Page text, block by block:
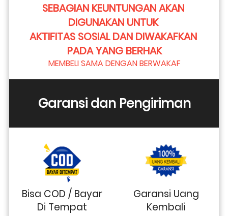
SEBAGIAN KEUNTUNGAN AKAN
DIGUNAKAN UNTUK
AKTIFITAS SOSIAL DAN DIWAKAFKAN
PADA YANG BERHAK
MEMBELI SAMA DENGAN BERWAKAF
Garansi dan Pengiriman
Bisa COD / Bayar
Di Tempat
Garansi Uang
Kembali